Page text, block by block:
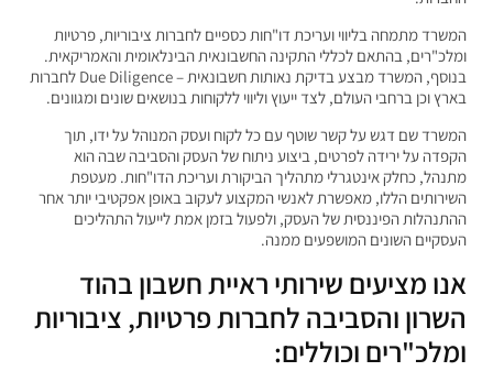
המשרד מתמחה בליווי ועריכת דו"חות כספיים לחברות ציבוריות, פרטיות
ומלכ"רים, בהתאם לכללי התקינה החשבונאית הבינלאומית והאמריקאית.
בנוסף, המשרד מבצע בדיקת נאותות חשבונאית – Due Diligence לחברות
בארץ וכן ברחבי העולם, לצד ייעוץ וליווי ללקוחות בנושאים שונים ומגוונים.
המשרד שם דגש על קשר שוטף עם כל לקוח ועסק המנוהל על ידו, תוך
הקפדה על ירידה לפרטים, ביצוע ניתוח של העסק והסביבה שבה הוא
מתנהל, כחלק אינטגרלי מתהליך הביקורת ועריכת הדו"חות. מעטפת
השירותים הללו, מאפשרת לאנשי המקצוע לעקוב באופן אפקטיבי יותר אחר
ההתנהלות הפיננסית של העסק, ולפעול בזמן אמת לייעול התהליכים
העסקיים השונים המושפעים ממנה.
אנו מציעים שירותי ראיית חשבון בהוד
השרון והסביבה לחברות פרטיות, ציבוריות
ומלכ"רים וכוללים: